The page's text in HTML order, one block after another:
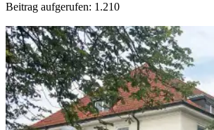
Beitrag aufgerufen: 1.210